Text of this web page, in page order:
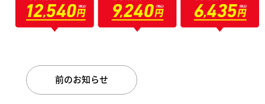
前のお知らせ